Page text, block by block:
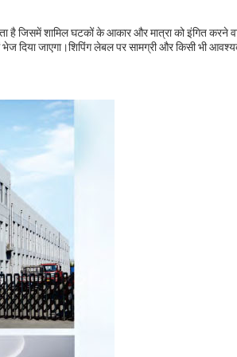
जिसमें शामिल घटकों के आकार और मात्रा को इंगित करने
दिया जाएगा।शिपिंग लेबल पर सामग्री और किसी भी